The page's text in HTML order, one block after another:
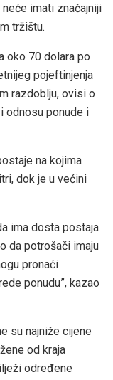
imati značajniji
tržištu.
oko 70 dolara po
pojeftinjenja
razdoblju, ovisi o
odnosu ponude i
na kojima
dok je u većini
ima dosta postaja
da potrošači imaju
pronaći
ponudu”, kazao
su najniže cijene
od kraja
određene